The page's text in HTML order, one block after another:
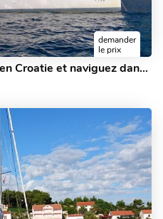
demander
le prix
Louez un bateau à Šibenik, en Croatie et naviguez dans les magnifiques eaux à bord.